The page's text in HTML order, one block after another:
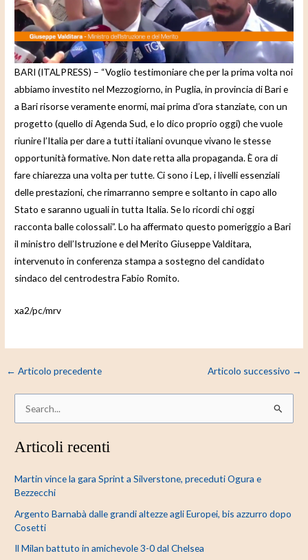
e
o
BARI (ITALPRESS) – “Voglio testimoniare che per la prima volta noi
abbiamo investito nel Mezzogiorno, in Puglia, in provincia di Bari e
a Bari risorse veramente enormi, mai prima d’ora stanziate, con un
progetto (quello di Agenda Sud, e lo dico proprio oggi) che vuole
riunire l’Italia per dare a tutti italiani ovunque vivano le stesse
opportunità formative. Non date retta alla propaganda. È ora di
fare chiarezza una volta per tutte. Ci sono i Lep, i livelli essenziali
delle prestazioni, che rimarranno sempre e soltanto in capo allo
Stato e saranno uguali in tutta Italia. Se lo ricordi chi oggi
racconta balle colossali”. Lo ha affermato questo pomeriggio a Bari
il ministro dell’Istruzione e del Merito Giuseppe Valditara,
intervenuto in conferenza stampa a sostegno del candidato
sindaco del centrodestra Fabio Romito.
xa2/pc/mrv
← Articolo precedente Articolo successivo →
r
a
Articoli recenti
Martin vince la gara Sprint a Silverstone, preceduti Ogura e
Bezzecchi
Argento Barnabà dalle grandi altezze agli Europei, bis azzurro dopo
Cosetti
Il Milan battuto in amichevole 3-0 dal Chelsea